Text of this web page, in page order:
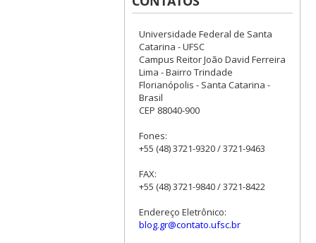
Universidade Federal de Santa
Catarina - UFSC
Campus Reitor João David Ferreira
Lima - Bairro Trindade
Florianópolis - Santa Catarina -
Brasil
CEP 88040-900
Fones:
+55 (48) 3721-9320 / 3721-9463
FAX:
+55 (48) 3721-9840 / 3721-8422
Endereço Eletrônico:
blog.gr@contato.ufsc.br